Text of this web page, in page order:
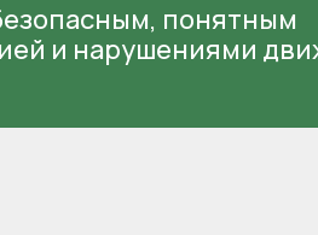
понятным
и нарушениями